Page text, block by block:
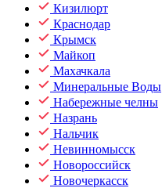
Кизилюрт
Краснодар
Крымск
Майкоп
Махачкала
Минеральные Воды
Набережные челны
Назрань
Нальчик
Невинномысск
Новороссийск
Новочеркасск